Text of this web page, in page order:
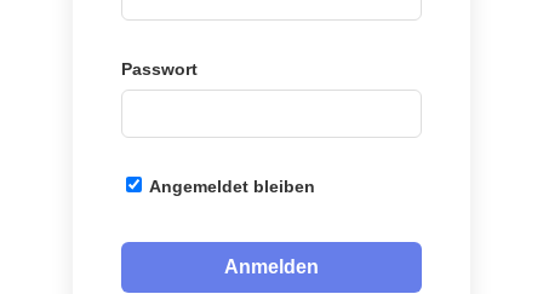
Passwort
Angemeldet bleiben